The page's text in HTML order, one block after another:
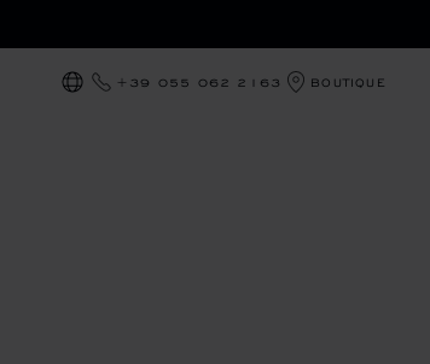
LOCALIZZAZIONE (CAMBIA PAESE)
+39 055 062 2163 BOUTIQUE